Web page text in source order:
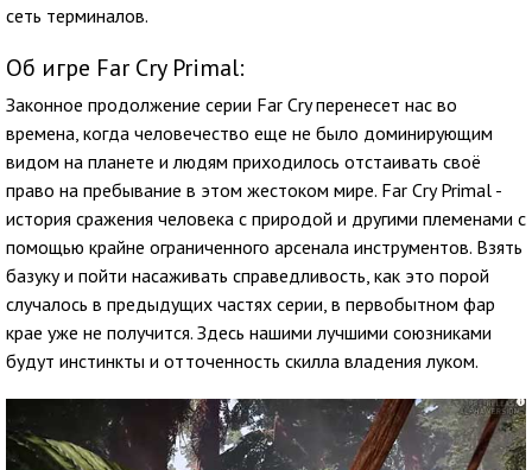
сеть терминалов.
Об игре Far Cry Primal:
Законное продолжение серии Far Cry перенесет нас во
времена, когда человечество еще не было доминирующим
видом на планете и людям приходилось отстаивать своё
право на пребывание в этом жестоком мире. Far Cry Primal -
история сражения человека с природой и другими племенами с
помощью крайне ограниченного арсенала инструментов. Взять
базуку и пойти насаживать справедливость, как это порой
случалось в предыдущих частях серии, в первобытном фар
крае уже не получится. Здесь нашими лучшими союзниками
будут инстинкты и отточенность скилла владения луком.